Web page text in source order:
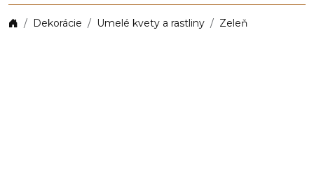
Dekorácie Umelé kvety a rastliny Zeleň